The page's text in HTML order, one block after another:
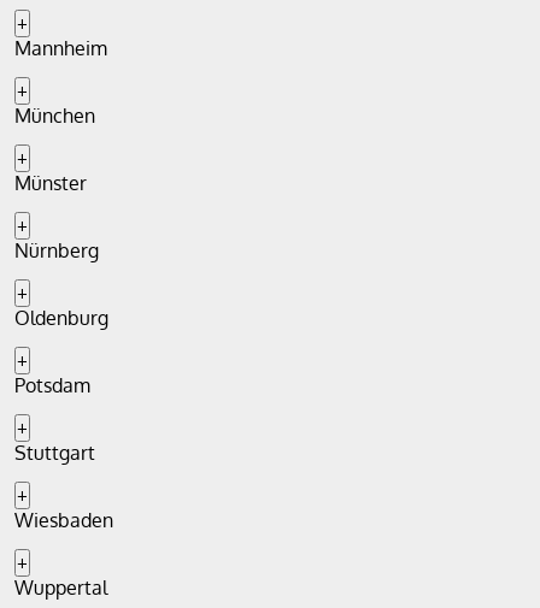
+
Mannheim
+
München
+
Münster
+
Nürnberg
+
Oldenburg
+
Potsdam
+
Stuttgart
+
Wiesbaden
+
Wuppertal